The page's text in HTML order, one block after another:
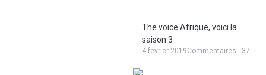
The voice Afrique, voici la
saison 3
4 février 2019Commentaires : 37